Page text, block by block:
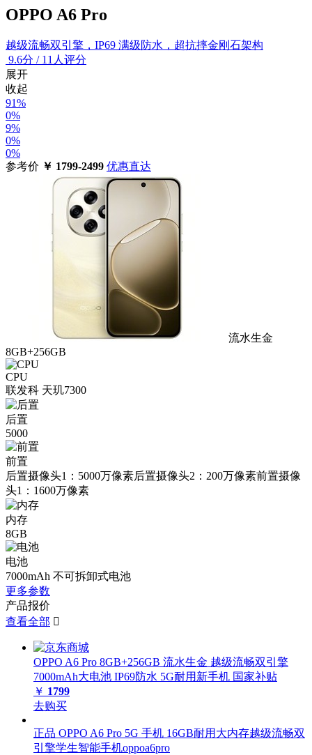
OPPO A6 Pro
越级流畅双引擎，IP69 满级防水，超抗摔金刚石架构
9.6分 / 11人评分
展开
收起
91%
0%
9%
0%
0%
参考价 ￥ 1799-2499 优惠直达
流水生金
8GB+256GB
CPU
联发科 天玑7300
后置
5000
前置
后置摄像头1：5000万像素后置摄像头2：200万像素前置摄像
头1：1600万像素
内存
8GB
电池
7000mAh 不可拆卸式电池
更多参数
产品报价
查看全部 
OPPO A6 Pro 8GB+256GB 流水生金 越级流畅双引擎
7000mAh大电池 IP69防水 5G耐用新手机 国家补贴
￥ 1799
去购买
正品 OPPO A6 Pro 5G 手机 16GB耐用大内存越级流畅双
引擎学生智能手机oppoa6pro